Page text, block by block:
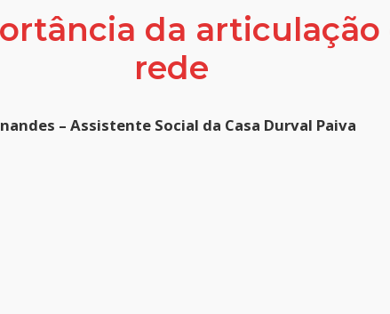
da articulação
rede
– Assistente Social da Casa Durval Paiva